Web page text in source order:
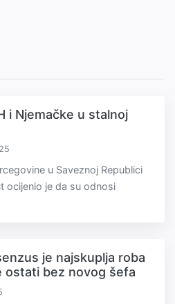
i Njemačke u stalnoj
u Saveznoj Republici
ocijenio je da su odnosi
je najskuplja roba
ostati bez novog šefa